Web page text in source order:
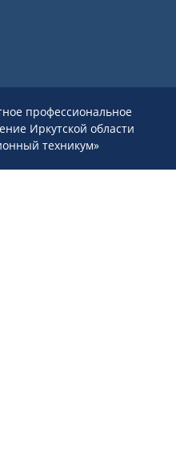
профессиональное
Иркутской области
техникум»